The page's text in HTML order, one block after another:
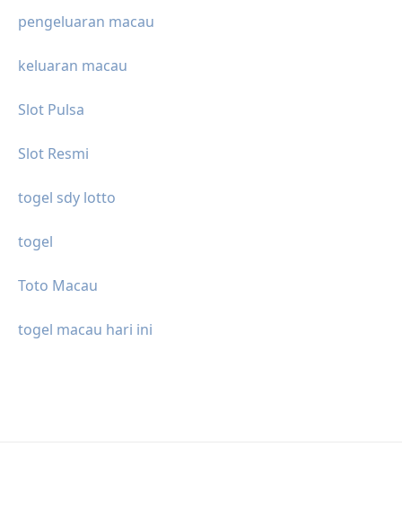
pengeluaran macau
keluaran macau
Slot Pulsa
Slot Resmi
togel sdy lotto
togel
Toto Macau
togel macau hari ini